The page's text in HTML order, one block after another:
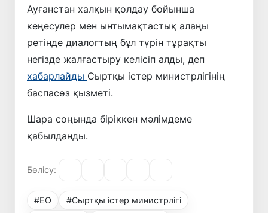
Ауғанстан халқын қолдау бойынша
кеңесулер мен ынтымақтастық алаңы
ретінде диалогтың бұл түрін тұрақты
негізде жалғастыру келісіп алды, деп
хабарлайды Сыртқы істер министрлігінің
баспасөз қызметі.
Шара соңында біріккен мәлімдеме
қабылданды.
Бөлісу:
#ЕО
#Сыртқы істер министрлігі